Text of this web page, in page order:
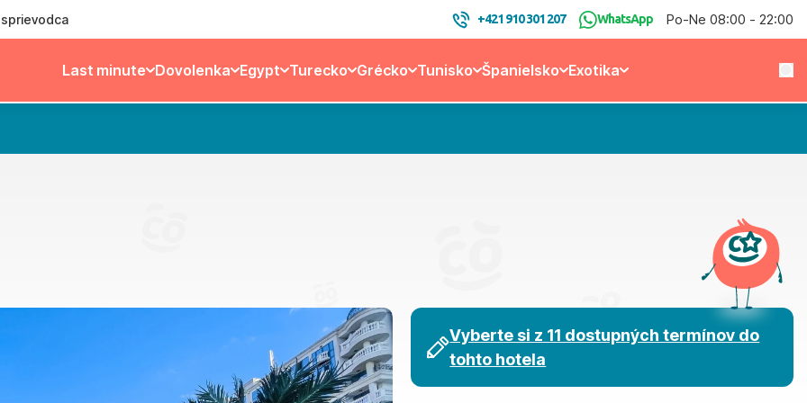
+421 910 301 207 WhatsApp Po-Ne 08:00 - 22:00
Last minute Dovolenka Egypt Turecko Grécko Tunisko Španielsko Exotika
Vyberte si z 11 dostupných termínov do
tohto hotela